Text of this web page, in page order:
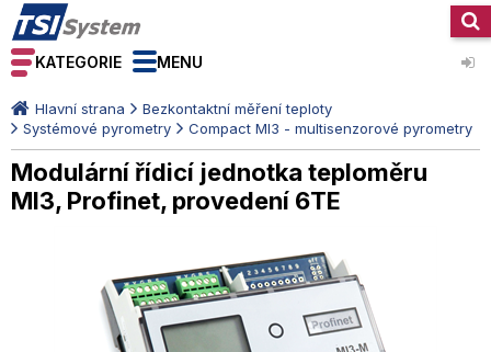
KATEGORIE MENU
Hlavní strana
Bezkontaktní měření teploty
Systémové pyrometry
Compact MI3 - multisenzorové pyrometry
Modulární řídicí jednotka teploměru
MI3, Profinet, provedení 6TE